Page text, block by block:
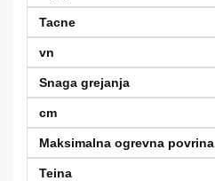
Tacne
vn
Snaga grejanja
cm
Maksimalna ogrevna povrina
Teina